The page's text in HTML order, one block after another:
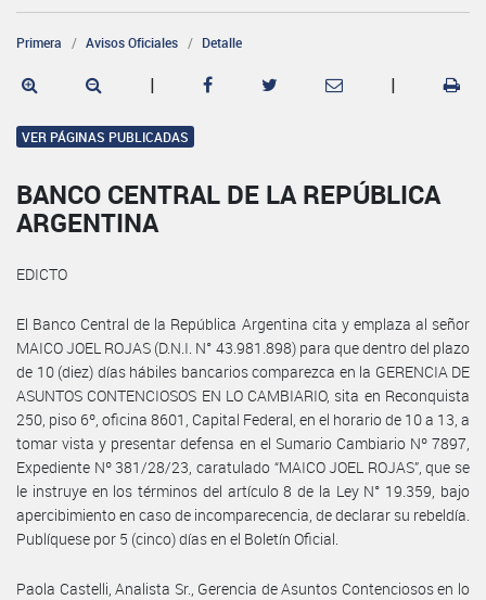
Primera Avisos Oficiales Detalle
| |
VER PÁGINAS PUBLICADAS
BANCO CENTRAL DE LA REPÚBLICA
ARGENTINA
EDICTO
El Banco Central de la República Argentina cita y emplaza al señor
MAICO JOEL ROJAS (D.N.I. N° 43.981.898) para que dentro del plazo
de 10 (diez) días hábiles bancarios comparezca en la GERENCIA DE
ASUNTOS CONTENCIOSOS EN LO CAMBIARIO, sita en Reconquista
250, piso 6º, oficina 8601, Capital Federal, en el horario de 10 a 13, a
tomar vista y presentar defensa en el Sumario Cambiario Nº 7897,
Expediente Nº 381/28/23, caratulado “MAICO JOEL ROJAS”, que se
le instruye en los términos del artículo 8 de la Ley N° 19.359, bajo
apercibimiento en caso de incomparecencia, de declarar su rebeldía.
Publíquese por 5 (cinco) días en el Boletín Oficial.
Paola Castelli, Analista Sr., Gerencia de Asuntos Contenciosos en lo